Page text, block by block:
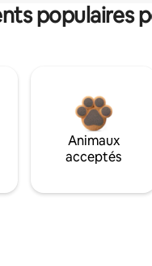
populaires
Animaux
acceptés